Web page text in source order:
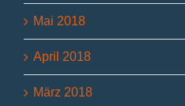
Mai 2018
April 2018
März 2018